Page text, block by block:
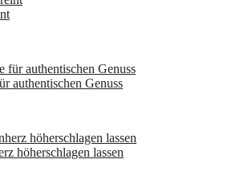
authentischen Genuss
höherschlagen lassen